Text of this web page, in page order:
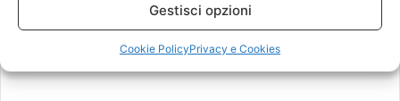
Gestisci opzioni
Cookie PolicyPrivacy e Cookies